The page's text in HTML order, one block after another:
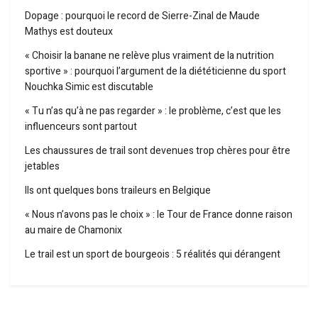
Dopage : pourquoi le record de Sierre-Zinal de Maude
Mathys est douteux
« Choisir la banane ne relève plus vraiment de la nutrition
sportive » : pourquoi l’argument de la diététicienne du sport
Nouchka Simic est discutable
« Tu n’as qu’à ne pas regarder » : le problème, c’est que les
influenceurs sont partout
Les chaussures de trail sont devenues trop chères pour être
jetables
Ils ont quelques bons traileurs en Belgique
« Nous n’avons pas le choix » : le Tour de France donne raison
au maire de Chamonix
Le trail est un sport de bourgeois : 5 réalités qui dérangent